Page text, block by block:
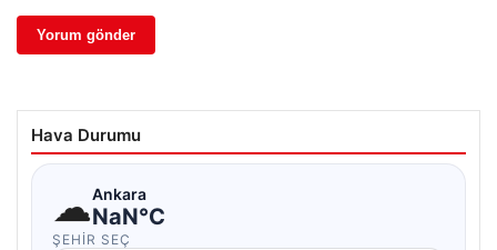
Hava Durumu
☁Ankara
NaN°C
ŞEHIR SEÇ